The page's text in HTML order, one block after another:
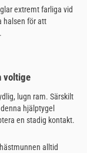
extremt farliga vid
halsen för att
voltige
lugn ram. Särskilt
hjälptygel
en stadig kontakt.
alltid